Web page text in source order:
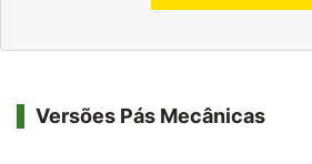
Versões Pás Mecânicas